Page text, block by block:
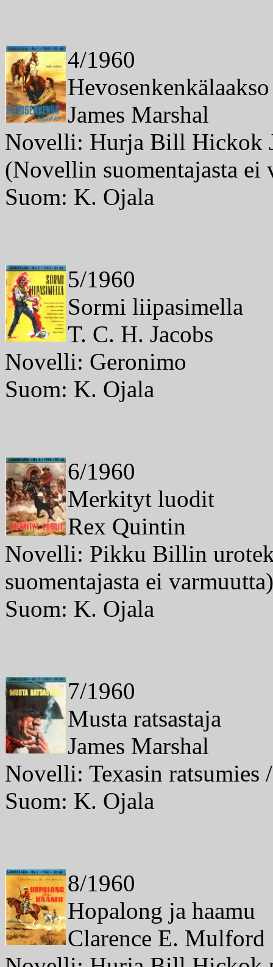
4/1960
Hevosenkenkälaakso
James Marshal
Novelli: Hurja Bill Hickok
(Novellin suomentajasta ei
Suom: K. Ojala
5/1960
Sormi liipasimella
T. C. H. Jacobs
Novelli: Geronimo
Suom: K. Ojala
6/1960
Merkityt luodit
Rex Quintin
Novelli: Pikku Billin
suomentajasta ei varmuutta)
Suom: K. Ojala
7/1960
Musta ratsastaja
James Marshal
Novelli: Texasin ratsumies
Suom: K. Ojala
8/1960
Hopalong ja haamu
Clarence E. Mulford